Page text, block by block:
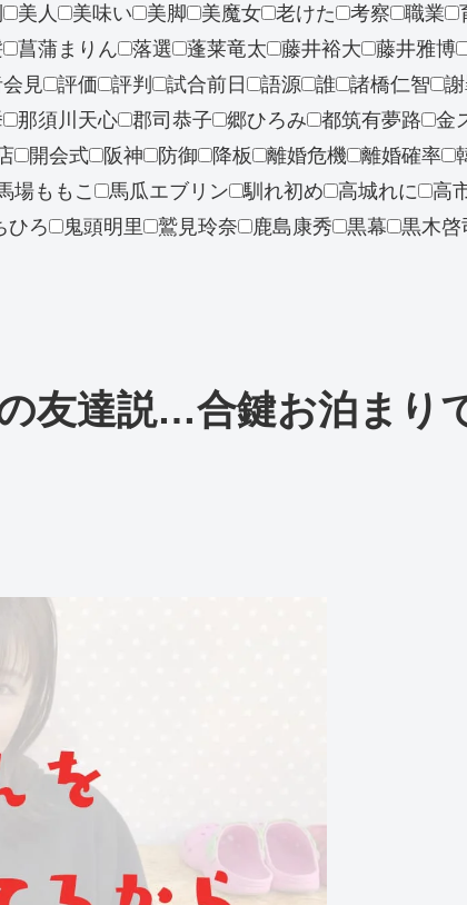
美人 美味い 美脚 美魔女 老けた 考察 職業
菖蒲まりん 落選 蓬莱竜太 藤井裕大 藤井雅博
見 評価 評判 試合前日 語源 誰 諸橋仁智
那須川天心 郡司恭子 郷ひろみ 都筑有夢路 金
開会式 阪神 防御 降板 離婚危機 離婚確率
場ももこ 馬瓜エブリン 馴れ初め 高城れに 高
ひろ 鬼頭明里 鷲見玲奈 鹿島康秀 黒幕 黒木啓
友達説…合鍵お泊まり